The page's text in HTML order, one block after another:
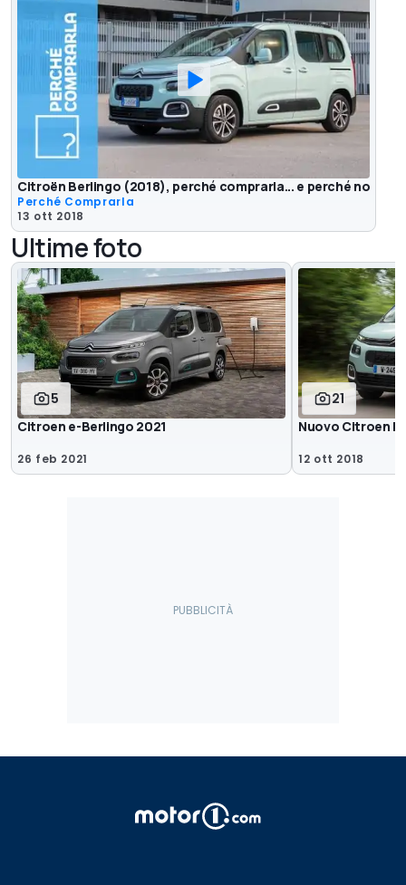
Citroën Berlingo (2018), perché comprarla... e perché no
Perché Comprarla
13 ott 2018
Ultime foto
5
Citroen e-Berlingo 2021
26 feb 2021
21
Nuovo Citroen
12 ott 2018